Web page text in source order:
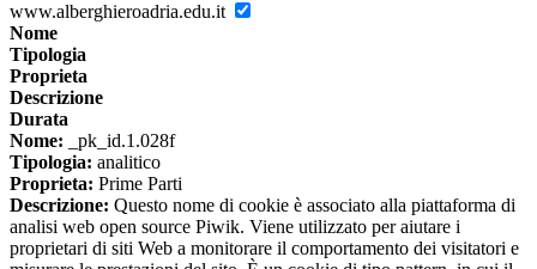
www.alberghieroadria.edu.it
Nome
Tipologia
Proprieta
Descrizione
Durata
Nome: _pk_id.1.028f
Tipologia: analitico
Proprieta: Prime Parti
Descrizione: Questo nome di cookie è associato alla piattaforma di
analisi web open source Piwik. Viene utilizzato per aiutare i
proprietari di siti Web a monitorare il comportamento dei visitatori e